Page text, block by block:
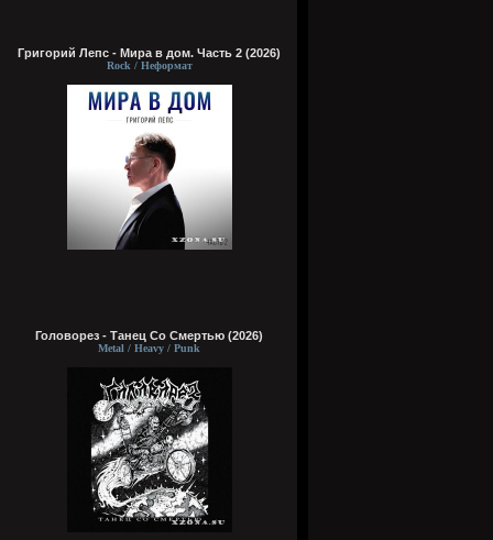
Григорий Лепс - Мира в дом. Часть 2 (2026)
Rock / Неформат
Головорез - Tанец Со Смертью (2026)
Metal / Heavy / Punk